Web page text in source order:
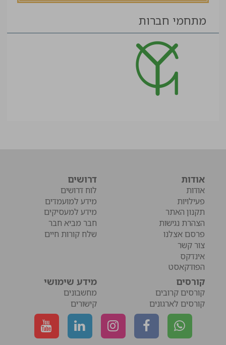
מתחמי חברות
אודות
אודות
פעילויות
תקנון האתר
הצהרת נגישות
פרסם אצלנו
צור קשר
אינדקס
הפודקאסט
דרושים
לוח דרושים
מידע למועמדים
מידע למעסיקים
חבר מביא חבר
שלח קורות חיים
קורסים
קורסים קרובים
קורסים לארגונים
מידע שימושי
מחשבונים
קישורים